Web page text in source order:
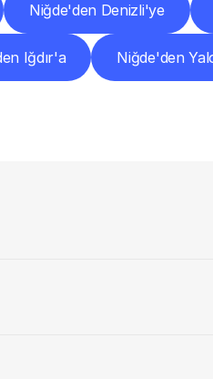
Niğde'den Denizli'ye
Iğdır'a Niğde'den